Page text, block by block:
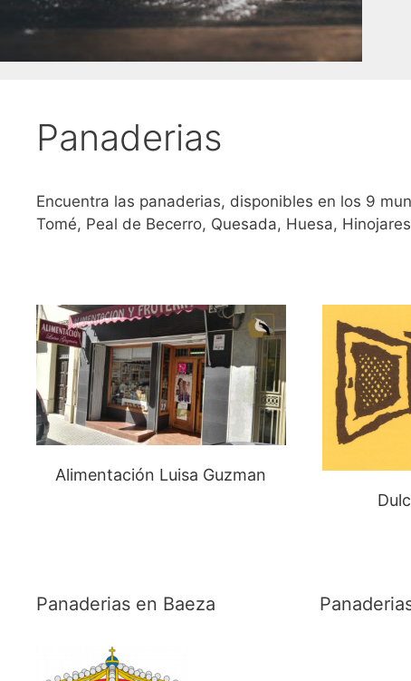
Panaderias
Encuentra las panaderias, disponibles en los 9
Tomé, Peal de Becerro, Quesada, Huesa,
Alimentación Luisa Guzman
Panaderias en Baeza